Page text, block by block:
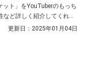
ト」をYouTuberのもっち
ど詳しく紹介してくれて
てみてください。
更新日： 2025年01月04日